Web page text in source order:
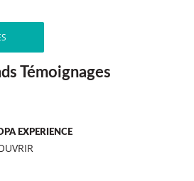
Témoignages
EXPERIENCE